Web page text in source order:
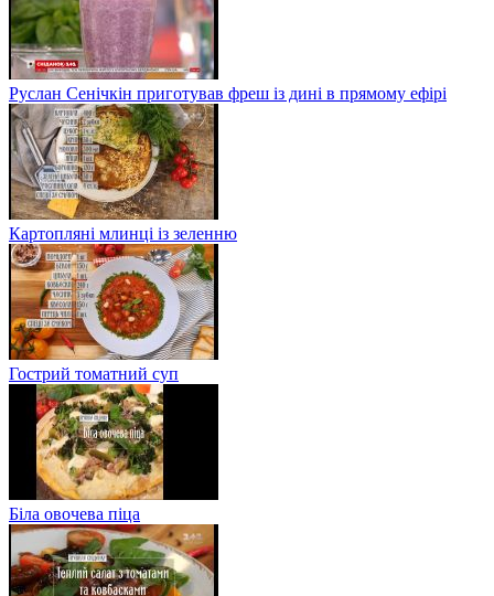
Руслан Сенічкін приготував фреш із дині в прямому ефірі
Картопляні млинці із зеленню
Гострий томатний суп
Біла овочева піца